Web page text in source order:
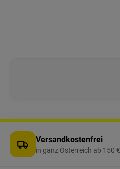
Versandkostenfrei
in ganz Österreich ab 150 €